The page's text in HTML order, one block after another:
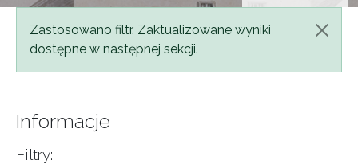
Komunikat
Zastosowano filtr. Zaktualizowane wyniki
dostępne w następnej sekcji.
Informacje
Filtry: